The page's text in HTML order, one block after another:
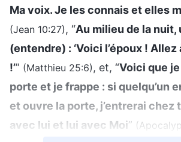
Ma voix. Je les connais et elles
(Jean 10:27) , “Au milieu de la nuit,
(entendre) : ‘Voici l’époux !
!’” (Matthieu 25:6) , et, “Voici que
porte et je frappe : si quelqu’un
et ouvre la porte, j’entrerai chez
avec lui et lui avec Moi”